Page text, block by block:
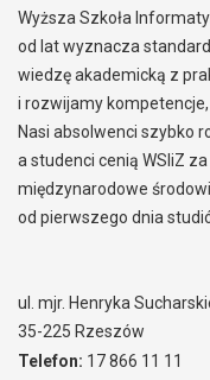
Wyższa Szkoła
od lat wyznacza
wiedzę akademicką z
i rozwijamy
Nasi absolwenci szybko
a studenci cenią WSIiZ
międzynarodowe
od pierwszego dnia
ul. mjr. Henryka
35-225 Rzeszów
Telefon: 17 866 11 11